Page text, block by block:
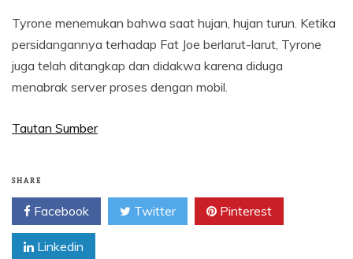
Tyrone menemukan bahwa saat hujan, hujan turun. Ketika
persidangannya terhadap Fat Joe berlarut-larut, Tyrone
juga telah ditangkap dan didakwa karena diduga
menabrak server proses dengan mobil.
Tautan Sumber
SHARE
Facebook Twitter Pinterest
Linkedin